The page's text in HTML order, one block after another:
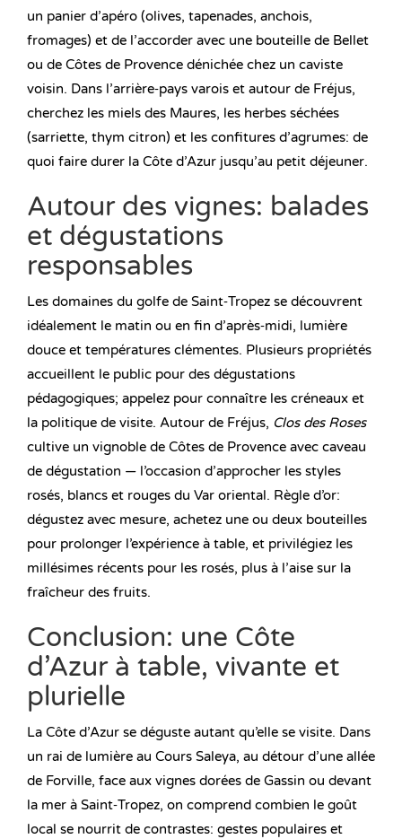
un panier d’apéro (olives, tapenades, anchois,
fromages) et de l’accorder avec une bouteille de Bellet
ou de Côtes de Provence dénichée chez un caviste
voisin. Dans l’arrière‑pays varois et autour de Fréjus,
cherchez les miels des Maures, les herbes séchées
(sarriette, thym citron) et les confitures d’agrumes: de
quoi faire durer la Côte d’Azur jusqu’au petit déjeuner.
Autour des vignes: balades
et dégustations
responsables
Les domaines du golfe de Saint‑Tropez se découvrent
idéalement le matin ou en fin d’après‑midi, lumière
douce et températures clémentes. Plusieurs propriétés
accueillent le public pour des dégustations
pédagogiques; appelez pour connaître les créneaux et
la politique de visite. Autour de Fréjus, Clos des Roses
cultive un vignoble de Côtes de Provence avec caveau
de dégustation — l’occasion d’approcher les styles
rosés, blancs et rouges du Var oriental. Règle d’or:
dégustez avec mesure, achetez une ou deux bouteilles
pour prolonger l’expérience à table, et privilégiez les
millésimes récents pour les rosés, plus à l’aise sur la
fraîcheur des fruits.
Conclusion: une Côte
d’Azur à table, vivante et
plurielle
La Côte d’Azur se déguste autant qu’elle se visite. Dans
un rai de lumière au Cours Saleya, au détour d’une allée
de Forville, face aux vignes dorées de Gassin ou devant
la mer à Saint‑Tropez, on comprend combien le goût
local se nourrit de contrastes: gestes populaires et